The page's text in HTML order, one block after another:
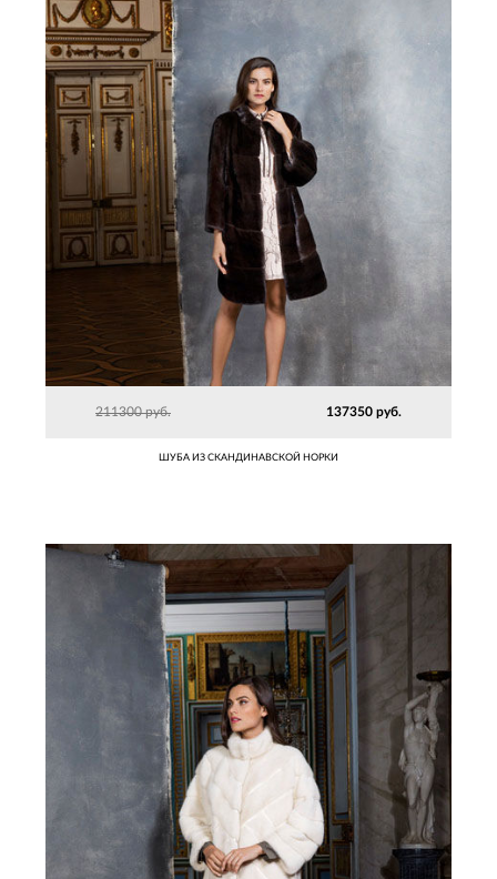
ШУБА ИЗ СКАНДИНАВСКОЙ НОРКИ
211300 руб. 137350 руб.